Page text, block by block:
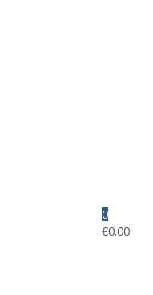
0
€0,00